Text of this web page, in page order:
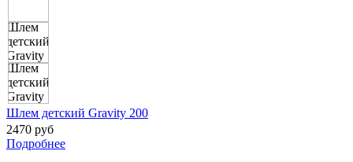
Шлем детский Gravity 200
2470 руб
Подробнее